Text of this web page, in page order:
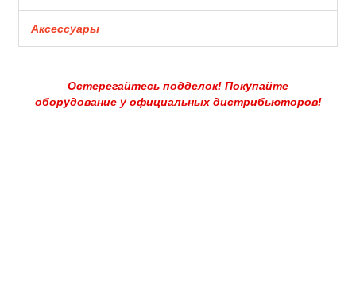
Аксессуары
Остерегайтесь подделок! Покупайте
оборудование у официальных дистрибьюторов!